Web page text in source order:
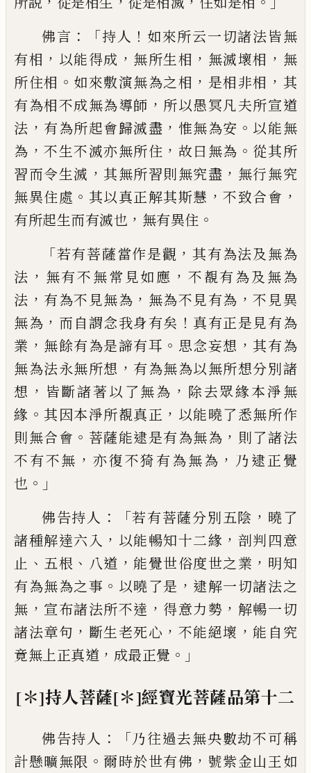
佛言 ：「持人 ！ 如來所云一切諸法皆無
有相 ， 以能得成 ， 無所生相 ， 無滅壞相 ， 無
所住相 。 如來敷演無為之相 ， 是相非相 ， 其
有為相不成無為導師 ， 所以愚冥凡夫所宣道
法 ， 有為所起會歸滅盡 ， 惟無為安 。 以能無
為 ，不生不滅亦無所住 ， 故曰無為 。 從其所
習而令生滅 ，其無所習則無究盡 ， 無行無究
無異住處 。 其以真正解其斯慧 ，不致合會 ，
有所起生而有滅也 ， 無有異住 。
「若有菩薩當作是觀 ，其有為法及 無為
法 ， 無有不無常見如應 ， 不覩有為及無為
法 ， 有為不見無為 ， 無為不見有為 ，不見異
無為 ， 而自謂念我身有矣 ！ 真有正是見有為
業 ， 無餘有為是諦有耳 。 思念妄想 ，其有為
無為法永無所想 ， 有為無為以無所想分別諸
想 ， 皆斷諸著以了無為 ， 除去眾緣本淨無
緣 。其因本淨所覩真正 ， 以能曉了悉無所作
則無合會 。 菩薩能逮是有為無為 ， 則了諸法
不有不無 ， 亦復不猗有為無為 ， 乃逮正覺
也 。」
佛告持人 ：「若有菩薩分別五陰 ， 曉了
諸種解達六入 ， 以能暢知十二緣 ， 剖判四意
止 、 五根 、 八道 ， 能覺世俗度世之業 ， 明知
有為無為之事 。 以曉了是 ， 逮解一切諸法之
無 ， 宣布諸法所不達 ， 得意力勢 ， 解暢一切
諸法章句 ， 斷生老死心 ， 不能絕壞 ， 能自究
竟無上正真道 ， 成最正覺 。」
[＊]持人菩薩[＊]經寶光菩薩品第十二
佛告持人 ：「乃往過去無央數劫不可稱
計懸曠無限 。爾時於世有佛 ， 號紫金山王如